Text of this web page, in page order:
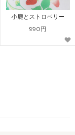
小鹿とストロベリー
990円